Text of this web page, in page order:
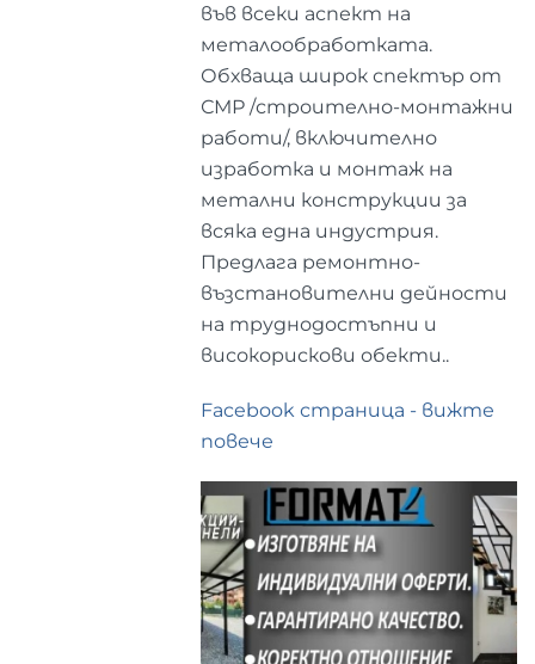
във всеки аспект на
металообработката.
Обхваща широк спектър от
СМР /строително-монтажни
работи/, включително
изработка и монтаж на
метални конструкции за
всяка една индустрия.
Предлага ремонтно-
възстановителни дейности
на труднодостъпни и
високорискови обекти..
Facebook страница - вижте
повече